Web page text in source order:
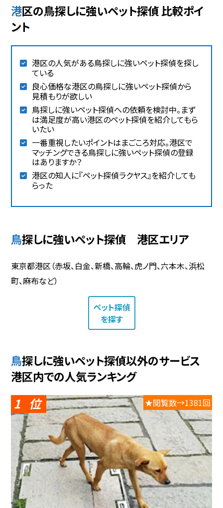
港区の鳥探しに強いペット探偵 比較ポイ
ント
港区の人気がある鳥探しに強いペット探偵を探し
ている
良心価格な港区の鳥探しに強いペット探偵から
見積もりが欲しい
鳥探しに強いペット探偵への依頼を検討中。まず
は満足度が高い港区のペット探偵を紹介してもら
いたい
一番重視したいポイントはまごころ対応。港区で
マッチングできる鳥探しに強いペット探偵の登録
はありますか？
港区の知人に『ペット探偵ラクヤス』を紹介しても
らった
鳥探しに強いペット探偵 港区エリア
東京都港区（赤坂、白金、新橋、高輪、虎ノ門、六本木、浜松
町、麻布など）
ペット探偵
を探す
鳥探しに強いペット探偵以外のサービス
港区内での人気ランキング
1 ★閲覧数→1381回